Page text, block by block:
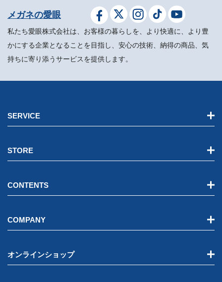
メガネの愛眼
私たち愛眼株式会社は、お客様の暮らしを、より快適に、より豊
かにする企業となることを目指し、安心の技術、納得の商品、気
持ちに寄り添うサービスを提供します。
SERVICE
STORE
CONTENTS
COMPANY
オンラインショップ